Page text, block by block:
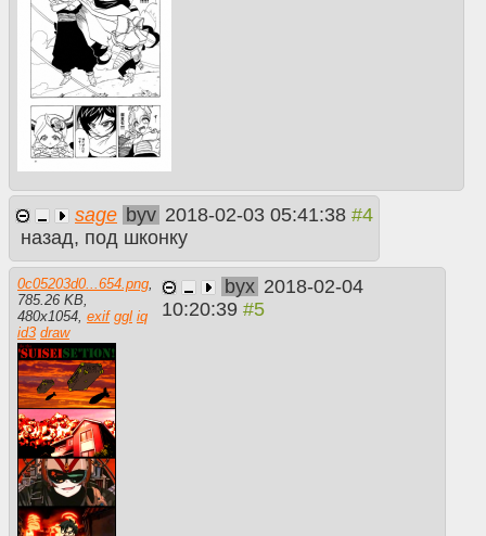
sage byv 2018-02-03 05:41:38
назад, под шконку
0c05203d0...654.png
785.26 KB
480x1054 exif ggl iq
id3 draw
byx 2018-02-04
10:20:39